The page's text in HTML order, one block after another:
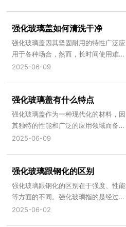
强化玻璃盖如何清洗干净
强化玻璃盖因其坚固耐用的特性广泛应
用于各种场合，然而，长时间使用难免
会遇到清洗难题。下面是一些关于如何
2025-06-09
强化玻璃盖有什么特点
强化玻璃盖作为一种现代化的材料，因
其独特的性能和广泛的应用领域而备受
瞩目。下面将从多个方面介绍强化玻璃
2025-06-09
强化玻璃跟钢化的区别
强化玻璃跟钢化的区别在于强度、性能
等方面的不同。强化玻璃指的是经过强
化处理的玻璃，拥有良好的机械性能和
2025-06-02